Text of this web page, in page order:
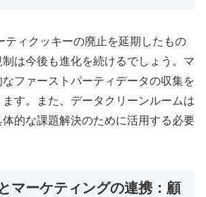
ティクッキーの廃止を延期したもの
は今後も進化を続けるでしょう 。マ
ファーストパーティデータの収集を
す。また、データクリーンルームは
的な課題解決のために活用する必要
マーケティングの連携：顧